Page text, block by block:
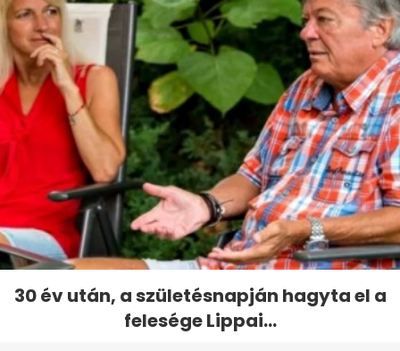
30 év után, a születésnapján hagyta el a
felesége Lippai...